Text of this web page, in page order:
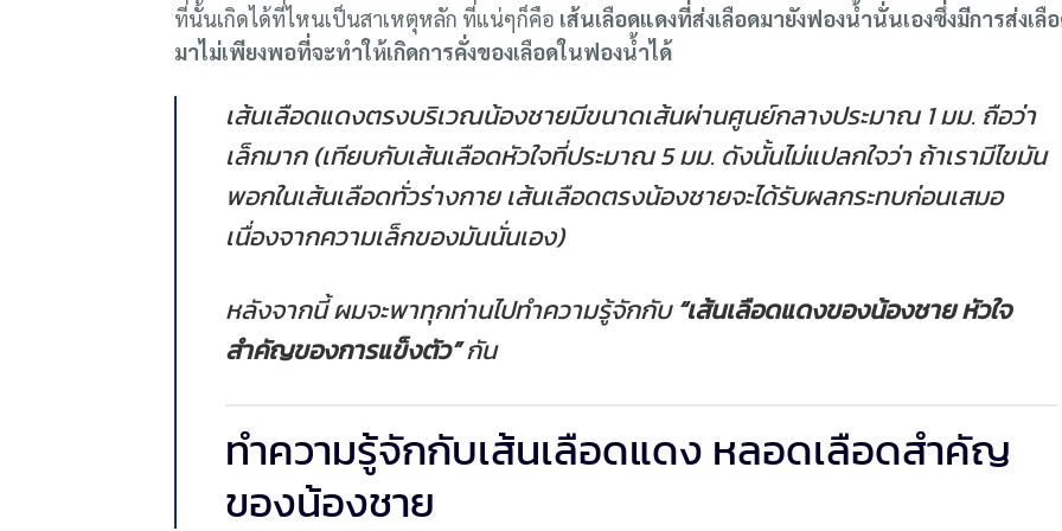
ที่นั้นเกิดได้ที่ไหนเป็นสาเหตุหลัก ที่แน่ๆก็คือ เส้นเลือดแดงที่ส่งเลือดมายังฟองน้ำนั่นเองซึ่งมีการส่งเลื
มาไม่เพียงพอที่จะทำให้เกิดการคั่งของเลือดในฟองน้ำได้
เส้นเลือดแดงตรงบริเวณน้องชายมีขนาดเส้นผ่านศูนย์กลางประมาณ 1 มม. ถือว่า
เล็กมาก (เทียบกับเส้นเลือดหัวใจที่ประมาณ 5 มม. ดังนั้นไม่แปลกใจว่า ถ้าเรามีไขมัน
พอกในเส้นเลือดทั่วร่างกาย เส้นเลือดตรงน้องชายจะได้รับผลกระทบก่อนเสมอ
เนื่องจากความเล็กของมันนั่นเอง)
หลังจากนี้ ผมจะพาทุกท่านไปทำความรู้จักกับ“เส้นเลือดแดงของน้องชาย หัวใจ
สำคัญของการแข็งตัว”กัน
ทำความรู้จักกับเส้นเลือดแดง หลอดเลือดสำคัญ
ของน้องชาย